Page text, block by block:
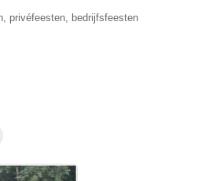
privéfeesten, bedrijfsfeesten